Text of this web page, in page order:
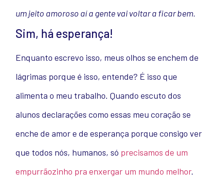
um jeito amoroso aí a gente vai voltar a ficar bem.
Sim, há esperança!
Enquanto escrevo isso, meus olhos se enchem de
lágrimas porque é isso, entende? É isso que
alimenta o meu trabalho. Quando escuto dos
alunos declarações como essas meu coração se
enche de amor e de esperança porque consigo ver
que todos nós, humanos, só precisamos de um
empurrãozinho pra enxergar um mundo melhor.